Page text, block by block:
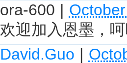
ora-600 |
欢迎加入恩墨，
David.Guo |